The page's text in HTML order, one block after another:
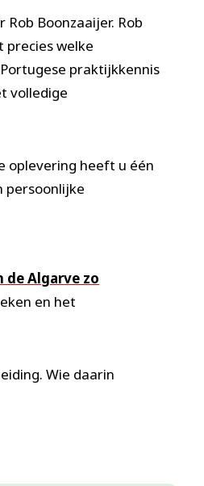
Boonzaaijer. Rob
welke
praktijkkennis
volledige
oplevering heeft u één
persoonlijke
Algarve zo
en het
Wie daarin